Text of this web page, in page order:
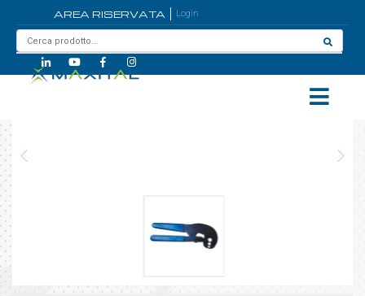
AREA RISERVATA Login